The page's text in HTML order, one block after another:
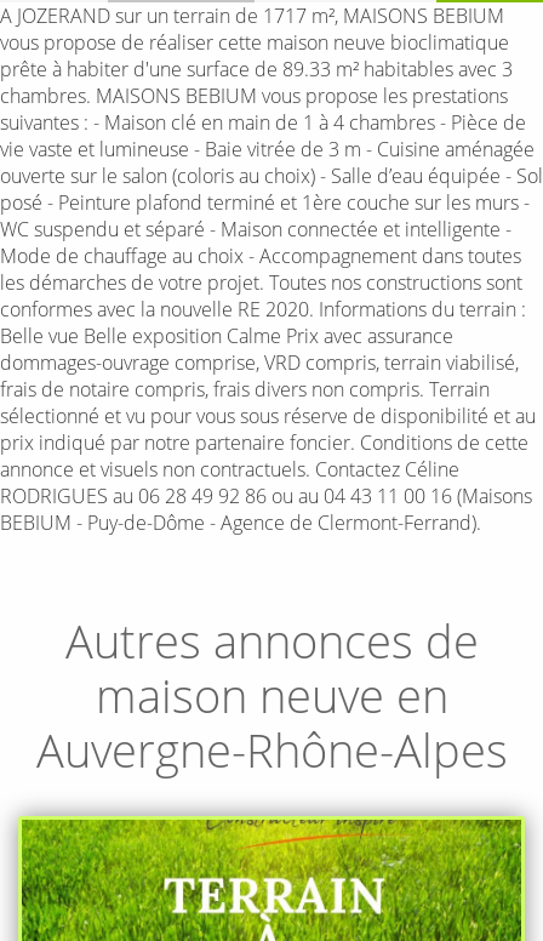
A JOZERAND sur un terrain de 1717 m², MAISONS BEBIUM
vous propose de réaliser cette maison neuve bioclimatique
prête à habiter d'une surface de 89.33 m² habitables avec 3
chambres. MAISONS BEBIUM vous propose les prestations
suivantes : - Maison clé en main de 1 à 4 chambres - Pièce de
vie vaste et lumineuse - Baie vitrée de 3 m - Cuisine aménagée
ouverte sur le salon (coloris au choix) - Salle d’eau équipée - Sol
posé - Peinture plafond terminé et 1ère couche sur les murs -
WC suspendu et séparé - Maison connectée et intelligente -
Mode de chauffage au choix - Accompagnement dans toutes
les démarches de votre projet. Toutes nos constructions sont
conformes avec la nouvelle RE 2020. Informations du terrain :
Belle vue Belle exposition Calme Prix avec assurance
dommages-ouvrage comprise, VRD compris, terrain viabilisé,
frais de notaire compris, frais divers non compris. Terrain
sélectionné et vu pour vous sous réserve de disponibilité et au
prix indiqué par notre partenaire foncier. Conditions de cette
annonce et visuels non contractuels. Contactez Céline
RODRIGUES au 06 28 49 92 86 ou au 04 43 11 00 16 (Maisons
BEBIUM - Puy-de-Dôme - Agence de Clermont-Ferrand).
Autres annonces de
maison neuve en
Auvergne-Rhône-Alpes